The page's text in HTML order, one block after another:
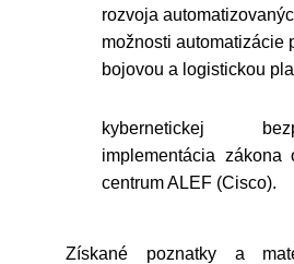
rozvoja
možnosti automatizácie
bojovou a logistickou
kybernetickej
implementácia zákona
centrum ALEF (Cisco).
Získané poznatky a